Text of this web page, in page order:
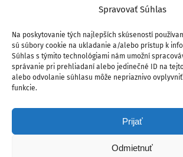
Spravovať Súhlas
Na poskytovanie tých najlepších skúseností
sú súbory cookie na ukladanie a/alebo prístup k
Súhlas s týmito technológiami nám umožní
správanie pri prehliadaní alebo jedinečné ID na
alebo odvolanie súhlasu môže nepriaznivo
funkcie.
Prijať
Odmietnuť